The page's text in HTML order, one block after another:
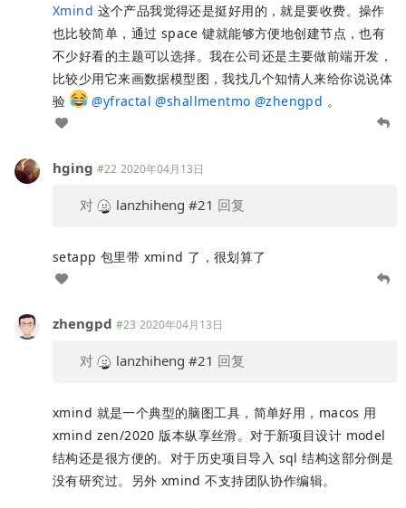
Xmind 这个产品我觉得还是挺好用的，就是要收费。操作
也比较简单，通过 space 键就能够方便地创建节点，也有
不少好看的主题可以选择。我在公司还是主要做前端开发，
比较少用它来画数据模型图，我找几个知情人来给你说说体
验
@yfractal @shallmentmo @zhengpd 。
hging #22 2020年04月13日
对 lanzhiheng #21 回复
setapp 包里带 xmind 了，很划算了
zhengpd #23 2020年04月13日
对 lanzhiheng #21 回复
xmind 就是一个典型的脑图工具，简单好用，macos 用
xmind zen/2020 版本纵享丝滑。对于新项目设计 model
结构还是很方便的。对于历史项目导入 sql 结构这部分倒是
没有研究过。另外 xmind 不支持团队协作编辑。